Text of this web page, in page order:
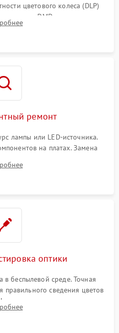
цветового колеса (DLP)
DMD-чипа, датчиков
помощью мультиметра и
ремонт
лампы или LED-источника.
на платах. Замена
установка нового цветового
сгоревших поляризационных
оптики
в беспылевой среде. Точная
сведения цветов
подключение всех
и закрытие корпуса